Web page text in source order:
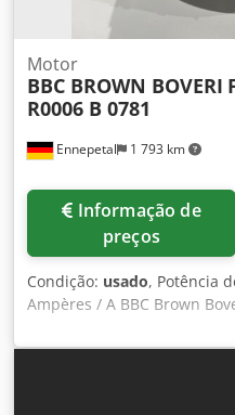
Ennepetal 1 793 km
Motor
BBC BROWN BOVERI
R0006 B 0781
preços
Condição: usado, Potência
Ampères / A BBC Brown
R0006 B 0781 SERVO
Código: FD MC23AS R0006